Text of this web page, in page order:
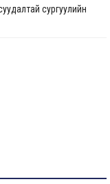
сургуулийн
тохижилтын ажлыг